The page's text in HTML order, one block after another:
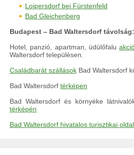
Loipersdorf bei Fürstenfeld
Bad Gleichenberg
Budapest – Bad Waltersdorf távolság:
Hotel, panzió, apartman, üdülőfalu
Waltersdorf településen.
Családbarát szállások Bad Waltersdorf
Bad Waltersdorf térképen
Bad Waltersdorf és környéke
térképén
Bad Waltersdorf hivatalos turisztikai